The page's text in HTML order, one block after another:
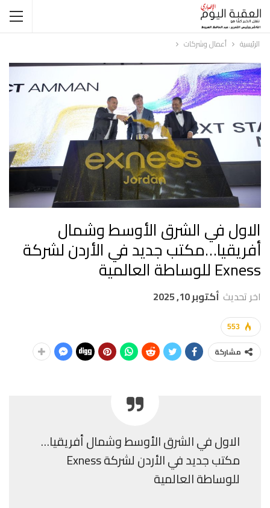
الرئيسية أعمال وشركات
الاول في الشرق الأوسط وشمال
أفريقيا…مكتب جديد في الأردن لشركة
Exness للوساطة العالمية
اخر تحديث أكتوبر 10, 2025
553
مشاركة
الاولفيالشرقالأوسطوشمالأفريقيا…
مكتبجديدفيالأردنلشركة
للوساطةالعالمية